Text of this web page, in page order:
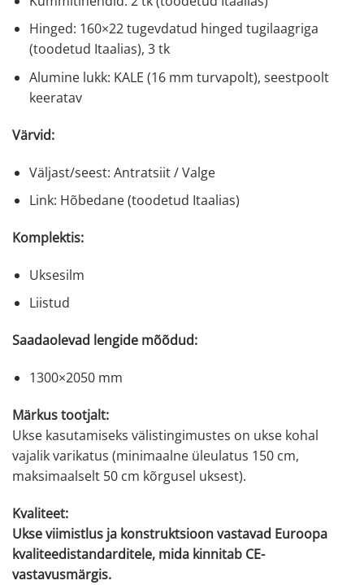
Hinged: 160×22 tugevdatud hinged tugilaagriga
(toodetud Itaalias), 3 tk
Alumine lukk: KALE (16 mm turvapolt), seestpoolt
keeratav
Värvid:
Väljast/seest: Antratsiit / Valge
Link: Hõbedane (toodetud Itaalias)
Komplektis:
Uksesilm
Liistud
Saadaolevad lengide mõõdud:
1300×2050 mm
Märkus tootjalt:
Ukse kasutamiseks välistingimustes on ukse kohal
vajalik varikatus (minimaalne üleulatus 150 cm,
maksimaalselt 50 cm kõrgusel uksest).
Kvaliteet:
Ukse viimistlus ja konstruktsioon vastavad Euroopa
kvaliteedistandarditele, mida kinnitab CE-
vastavusmärgis.